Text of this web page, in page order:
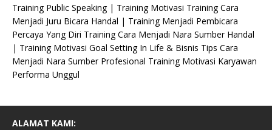
Training Public Speaking | Training Motivasi Training Cara
Menjadi Juru Bicara Handal | Training Menjadi Pembicara
Percaya Yang Diri Training Cara Menjadi Nara Sumber Handal
| Training Motivasi Goal Setting In Life & Bisnis Tips Cara
Menjadi Nara Sumber Profesional Training Motivasi Karyawan
Performa Unggul
ALAMAT KAMI: